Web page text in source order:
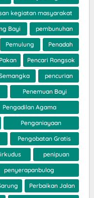
kegiatan masyarakat
Bayi pembunuhan
Pemulung Penadah
Pencari Rongsok
pencurian
Penemuan Bayi
Pengadilan Agama
Penganiayaan
Pengobatan Gratis
penipuan
penyerapanbulog
Perbaikan Jalan